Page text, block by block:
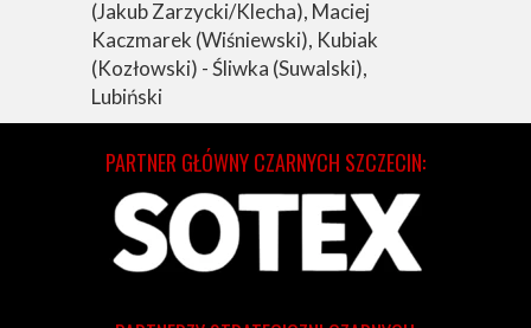
(Jakub Zarzycki/Klecha), Maciej
Kaczmarek (Wiśniewski), Kubiak
(Kozłowski) - Śliwka (Suwalski),
Lubiński
PARTNER GŁÓWNY CZARNYCH SZCZECIN: